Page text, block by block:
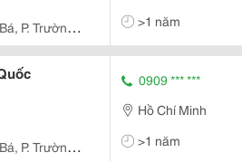
P. Trường
>1 năm
P. Trường
0909 *** ***
Hồ Chí Minh
>1 năm